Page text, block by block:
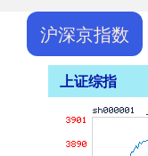
沪深京指数
上证综指